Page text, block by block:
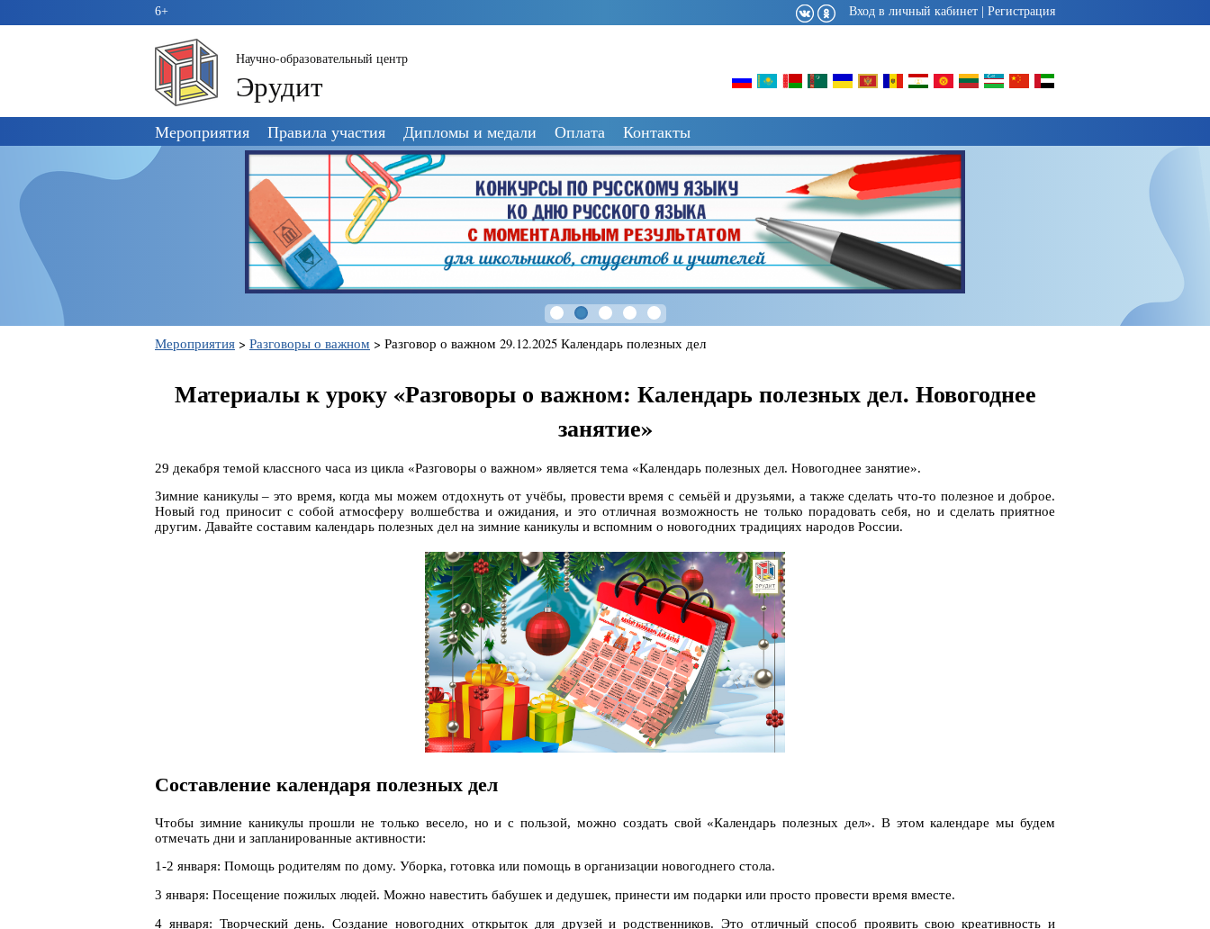
6+ Вход в личный кабинет Регистрация
Научно-образовательный центр
Эрудит
Пропустить
навигацию
Мероприятия Правила участия Дипломы и медали Оплата Контакты
Мероприятия > Разговоры о важном > Разговор о важном 29.12.2025 Календарь полезных дел
Материалы к уроку «Разговоры о важном: Календарь полезных дел. Новогоднее
занятие»
29 декабря темой классного часа из цикла «Разговоры о важном» является тема «Календарь полезных дел. Новогоднее занятие».
Зимние каникулы – это время, когда мы можем отдохнуть от учёбы, провести время с семьёй и друзьями, а также сделать что-то полезное и доброе.
Новый год приносит с собой атмосферу волшебства и ожидания, и это отличная возможность не только порадовать себя, но и сделать приятное
другим. Давайте составим календарь полезных дел на зимние каникулы и вспомним о новогодних традициях народов России.
Составление календаря полезных дел
Чтобы зимние каникулы прошли не только весело, но и с пользой, можно создать свой «Календарь полезных дел». В этом календаре мы будем
отмечать дни и запланированные активности:
1-2 января: Помощь родителям по дому. Уборка, готовка или помощь в организации новогоднего стола.
3 января: Посещение пожилых людей. Можно навестить бабушек и дедушек, принести им подарки или просто провести время вместе.
4 января: Творческий день. Создание новогодних открыток для друзей и родственников. Это отличный способ проявить свою креативность и